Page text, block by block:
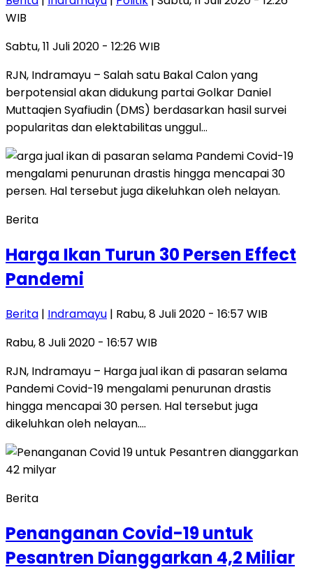
WIB
Sabtu, 11 Juli 2020 - 12:26 WIB
RJN, Indramayu – Salah satu Bakal Calon yang
berpotensial akan didukung partai Golkar Daniel
Muttaqien Syafiudin (DMS) berdasarkan hasil survei
popularitas dan elektabilitas unggul…
Berita
Harga Ikan Turun 30 Persen Effect
Pandemi
Berita | Indramayu | Rabu, 8 Juli 2020 - 16:57 WIB
Rabu, 8 Juli 2020 - 16:57 WIB
RJN, Indramayu – Harga jual ikan di pasaran selama
Pandemi Covid-19 mengalami penurunan drastis
hingga mencapai 30 persen. Hal tersebut juga
dikeluhkan oleh nelayan….
Berita
Penanganan Covid-19 untuk
Pesantren Dianggarkan 4,2 Miliar